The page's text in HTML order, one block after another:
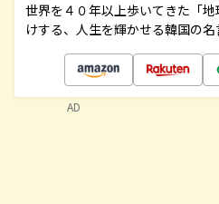
世界を４０年以上歩いてきた「
けする、人生を輝かせる韓国の
AD